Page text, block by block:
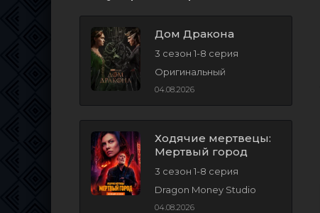
Дом Дракона
3 сезон 1-8 серия
Оригинальный
04.08.2026
Ходячие мертвецы:
Мертвый город
3 сезон 1-8 серия
Dragon Money Studio
04.08.2026